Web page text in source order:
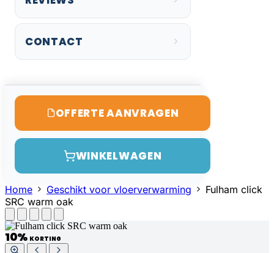
CONTACT
OFFERTE AANVRAGEN
WINKELWAGEN
Home Geschikt voor vloerverwarming
Fulham click
SRC warm oak
10% KORTING